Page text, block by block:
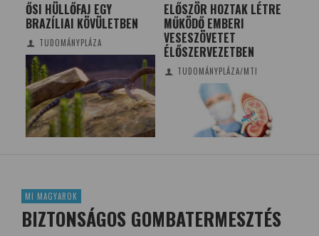
ŐSI HÜLLŐFAJ EGY
BRAZÍLIAI KÖVÜLETBEN
TUDOMÁNYPLÁZA
ELŐSZÖR HOZTAK LÉTRE
MŰKÖDŐ EMBERI
VESESZÖVETET
ÉLŐSZERVEZETBEN
TUDOMÁNYPLÁZA/MTI
MI MAGYAROK
BIZTONSÁGOS GOMBATERMESZTÉS